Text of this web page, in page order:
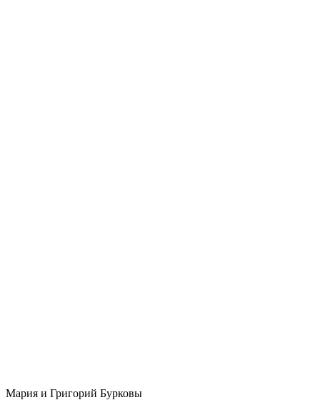
Мария и Григорий Бурковы